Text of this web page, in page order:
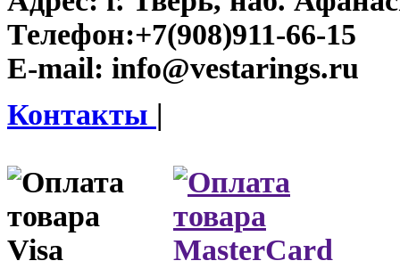
Телефон:+7(908)911-66-15
E-mail: info@vestarings.ru
Контакты |